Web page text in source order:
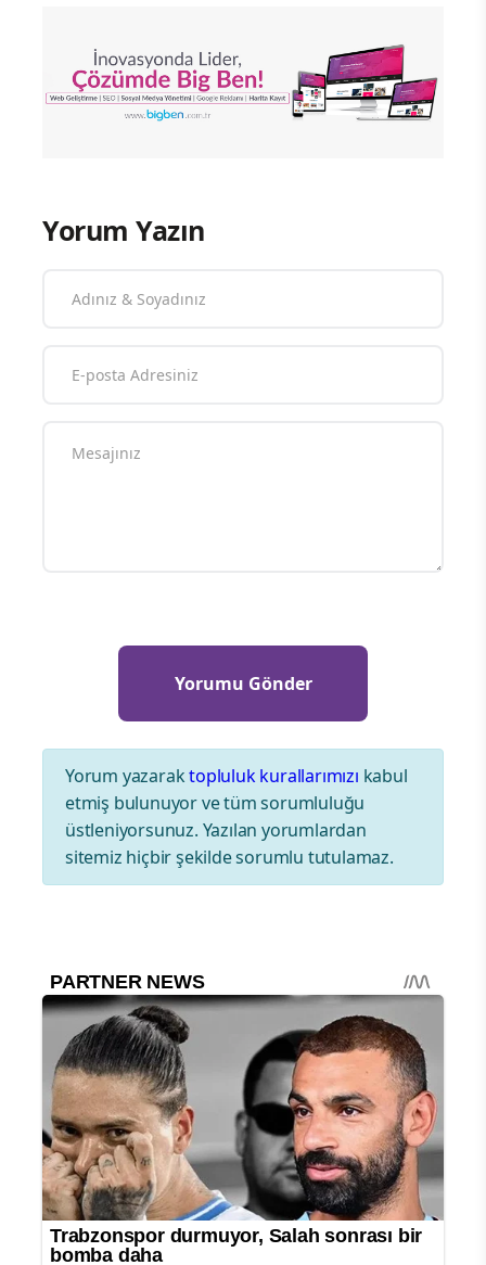
Yorum Yazın
Yorum yazaraktopluluk kurallarımızı kabul
etmiş bulunuyor ve tüm sorumluluğu
üstleniyorsunuz. Yazılan yorumlardan
sitemiz hiçbir şekilde sorumlu tutulamaz.